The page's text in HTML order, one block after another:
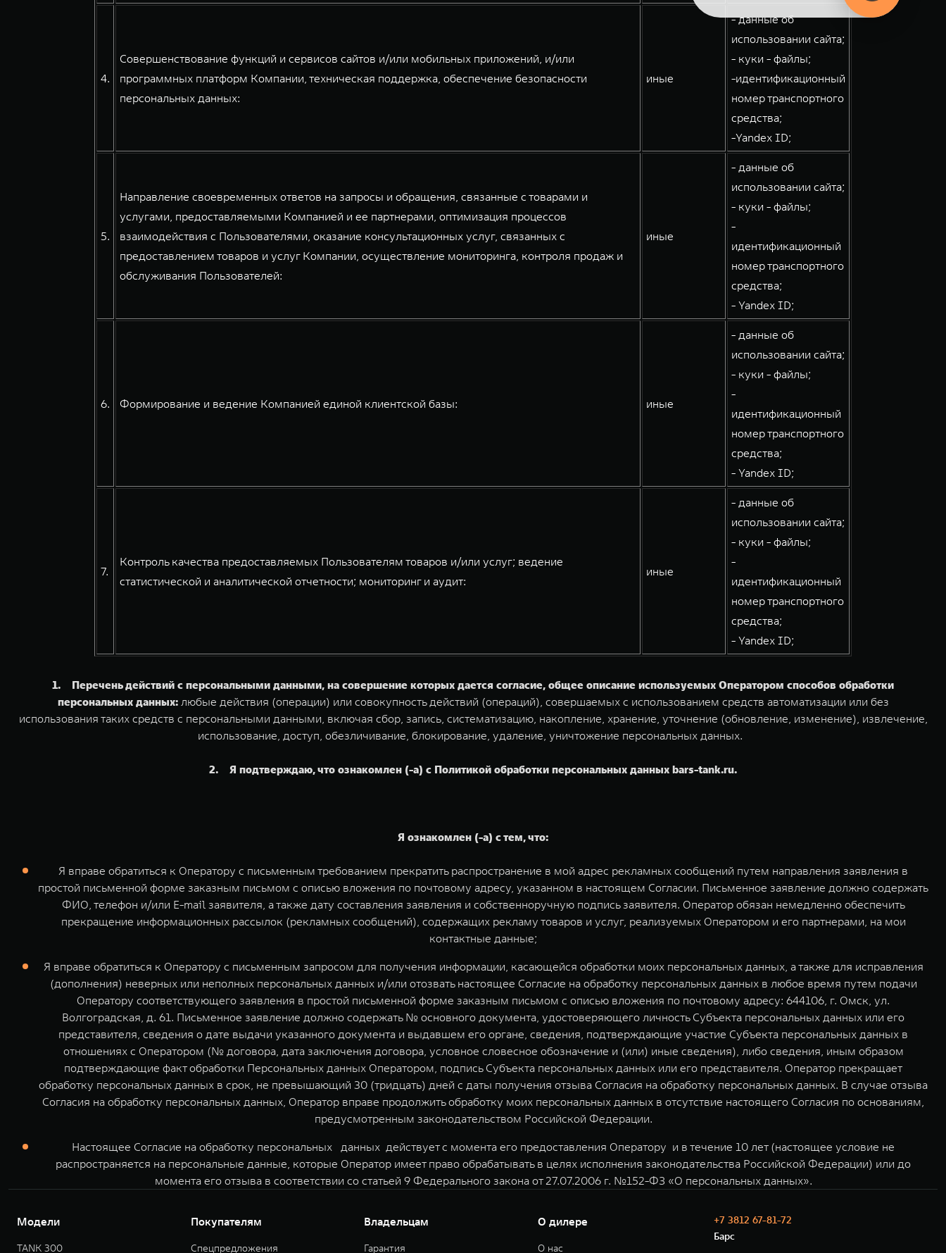
4.
Совершенствование функций и сервисов сайтов и/или мобильных приложений, и/или
программных платформ Компании, техническая поддержка, обеспечение безопасности
персональных данных:
иные
- данные об
использовании сайта;
- куки - файлы;
-идентификационный
номер транспортного
средства;
-Yandex ID;
5.
Направление своевременных ответов на запросы и обращения, связанные с товарами и
услугами, предоставляемыми Компанией и ее партнерами, оптимизация процессов
взаимодействия с Пользователями, оказание консультационных услуг, связанных с
предоставлением товаров и услуг Компании, осуществление мониторинга, контроля продаж и
обслуживания Пользователей:
иные
- данные об
использовании сайта;
- куки - файлы;
-
идентификационный
номер транспортного
средства;
- Yandex ID;
6. Формирование и ведение Компанией единой клиентской базы: иные
- данные об
использовании сайта;
- куки - файлы;
-
идентификационный
номер транспортного
средства;
- Yandex ID;
7.
Контроль качества предоставляемых Пользователям товаров и/или услуг; ведение
статистической и аналитической отчетности; мониторинг и аудит:
иные
- данные об
использовании сайта;
- куки - файлы;
-
идентификационный
номер транспортного
средства;
- Yandex ID;
1. Перечень действий с персональными данными, на совершение которых дается согласие, общее описание используемых Оператором способов обработки
персональных данных:любые действия (операции) или совокупность действий (операций), совершаемых с использованием средств автоматизации или без
использования таких средств с персональными данными, включая сбор, запись, систематизацию, накопление, хранение, уточнение (обновление, изменение), извлечение,
использование, доступ, обезличивание, блокирование, удаление, уничтожение персональных данных.
2. Я подтверждаю, что ознакомлен (-а) с Политикой обработки персональных данных bars-tank.ru.
Я ознакомлен (-а) с тем, что:
Я вправе обратиться к Оператору с письменным требованием прекратить распространение в мой адрес рекламных сообщений путем направления заявления в
простой письменной форме заказным письмом с описью вложения по почтовому адресу, указанном в настоящем Согласии. Письменное заявление должно содержать
ФИО, телефон и/или E-mail заявителя, а также дату составления заявления и собственноручную подпись заявителя. Оператор обязан немедленно обеспечить
прекращение информационных рассылок (рекламных сообщений), содержащих рекламу товаров и услуг, реализуемых Оператором и его партнерами, на мои
контактные данные;
Я вправе обратиться к Оператору с письменным запросом для получения информации, касающейся обработки моих персональных данных, а также для исправления
(дополнения) неверных или неполных персональных данных и/или отозвать настоящее Согласие на обработку персональных данных в любое время путем подачи
Оператору соответствующего заявления в простой письменной форме заказным письмом с описью вложения по почтовому адресу: 644106, г. Омск, ул.
Волгоградская, д. 61. Письменное заявление должно содержать № основного документа, удостоверяющего личность Субъекта персональных данных или его
представителя, сведения о дате выдачи указанного документа и выдавшем его органе, сведения, подтверждающие участие Субъекта персональных данных в
отношениях с Оператором (№ договора, дата заключения договора, условное словесное обозначение и (или) иные сведения), либо сведения, иным образом
подтверждающие факт обработки Персональных данных Оператором, подпись Субъекта персональных данных или его представителя. Оператор прекращает
обработку персональных данных в срок, не превышающий 30 (тридцать) дней с даты получения отзыва Согласия на обработку персональных данных. В случае отзыва
Согласия на обработку персональных данных, Оператор вправе продолжить обработку моих персональных данных в отсутствие настоящего Согласия по основаниям,
предусмотренным законодательством Российской Федерации.
Настоящее Согласие на обработку персональных данных действует с момента его предоставления Оператору и в течение 10 лет (настоящее условие не
распространяется на персональные данные, которые Оператор имеет право обрабатывать в целях исполнения законодательства Российской Федерации) или до
момента его отзыва в соответствии со статьей 9 Федерального закона от 27.07.2006 г. №152-ФЗ «О персональных данных».
Модели
TANK 300
Покупателям
Спецпредложения
Владельцам
Гарантия
О дилере
О нас
+7 3812 67-81-72
Барс